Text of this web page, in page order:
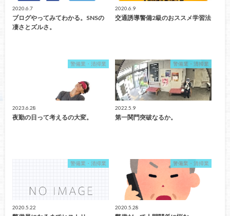
2020.6.7
ブログやってみてわかる。SNSの
凄さとズルさ。
2020.6.9
交通誘導警備2級のおススメ学習法
警備業・清掃業
2023.6.28
夜勤の日って考えるの大変。
警備業・清掃業
2022.5.9
第一関門突破なるか。
警備業・清掃業
2020.5.22
警備業・清掃業
2020.5.28